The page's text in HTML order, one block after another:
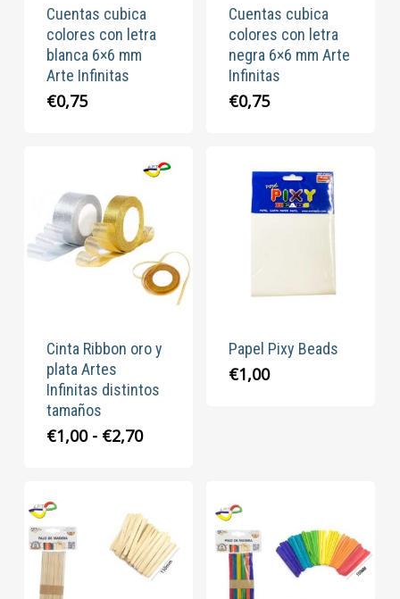
Cuentas cubica
colores con letra
blanca 6×6 mm
Arte Infinitas
€0,75
Cuentas cubica
colores con letra
negra 6×6 mm Arte
Infinitas
€0,75
Cinta Ribbon oro y
plata Artes
Infinitas distintos
tamaños
€1,00 - €2,70Rango
€1,00
hasta
€2,70
Papel Pixy Beads
€1,00